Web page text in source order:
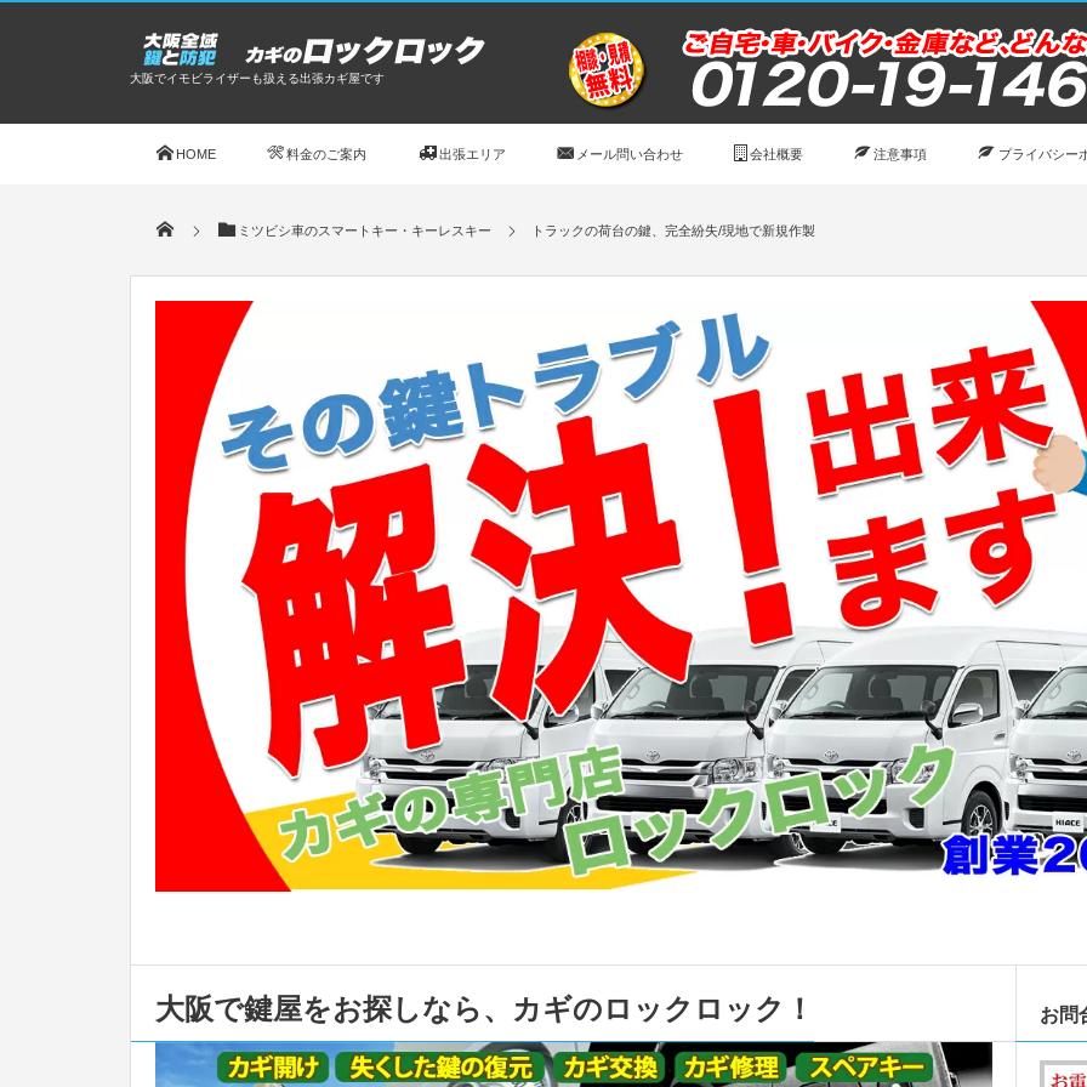
大阪でイモビライザーも扱える出張カギ屋です
HOME 料金のご案内 出張エリア メール問い合わせ 会社概要 注意事項 プライバシー
ミツビシ車のスマートキー・キーレスキー トラックの荷台の鍵、完全紛失/現地で新規作製
大阪で鍵屋をお探しなら、カギのロックロック！ お問